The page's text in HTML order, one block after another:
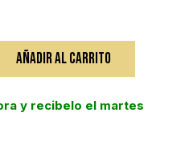
AÑADIR AL CARRITO
y recibelo el martes